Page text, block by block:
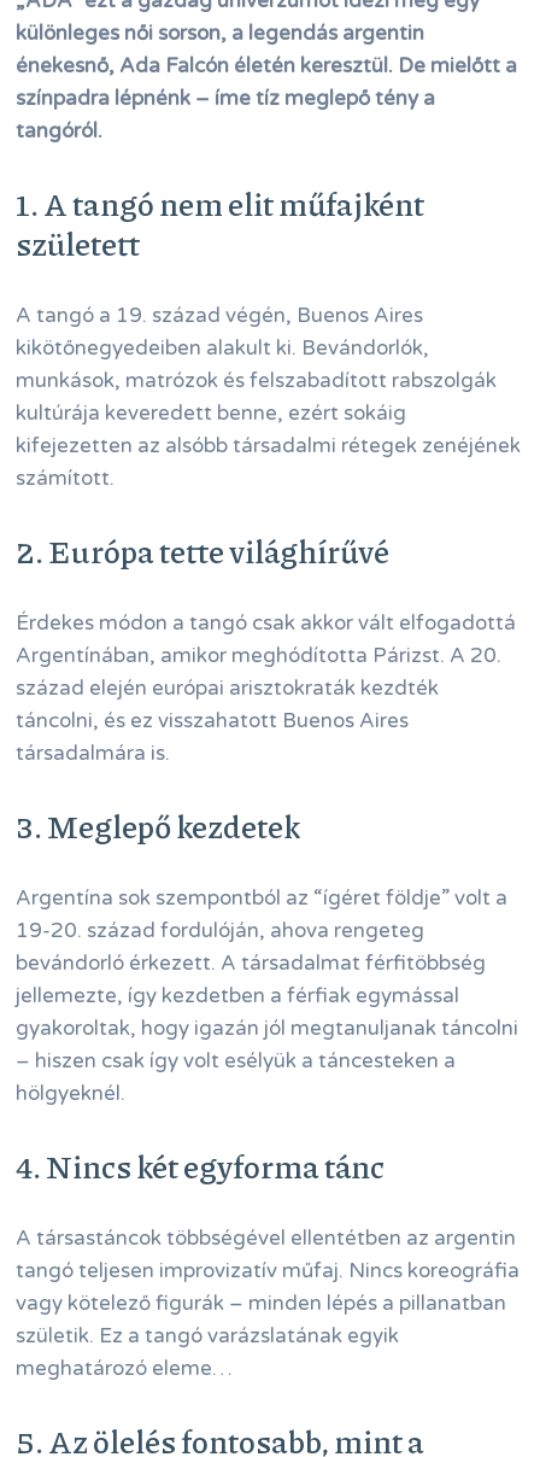
különleges női sorson, a legendás argentin
énekesnő, Ada Falcón életén keresztül. De mielőtt a
színpadra lépnénk – íme tíz meglepő tény a
tangóról.
1. A tangó nem elit műfajként
született
A tangó a 19. század végén, Buenos Aires
kikötőnegyedeiben alakult ki. Bevándorlók,
munkások, matrózok és felszabadított rabszolgák
kultúrája keveredett benne, ezért sokáig
kifejezetten az alsóbb társadalmi rétegek zenéjének
számított.
2. Európa tette világhírűvé
Érdekes módon a tangó csak akkor vált elfogadottá
Argentínában, amikor meghódította Párizst. A 20.
század elején európai arisztokraták kezdték
táncolni, és ez visszahatott Buenos Aires
társadalmára is.
3. Meglepő kezdetek
Argentína sok szempontból az “ígéret földje” volt a
19-20. század fordulóján, ahova rengeteg
bevándorló érkezett. A társadalmat férfitöbbség
jellemezte, így kezdetben a férfiak egymással
gyakoroltak, hogy igazán jól megtanuljanak táncolni
– hiszen csak így volt esélyük a táncesteken a
hölgyeknél.
4. Nincs két egyforma tánc
A társastáncok többségével ellentétben az argentin
tangó teljesen improvizatív műfaj. Nincs koreográfia
vagy kötelező figurák – minden lépés a pillanatban
születik. Ez a tangó varázslatának egyik
meghatározó eleme…
5. Az ölelés fontosabb, mint a